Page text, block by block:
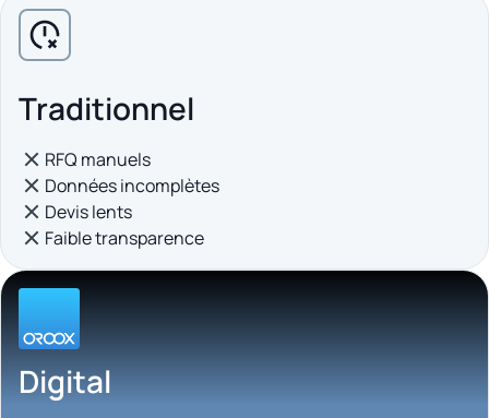
Traditionnel
RFQ manuels
Données incomplètes
Devis lents
Faible transparence
Digital